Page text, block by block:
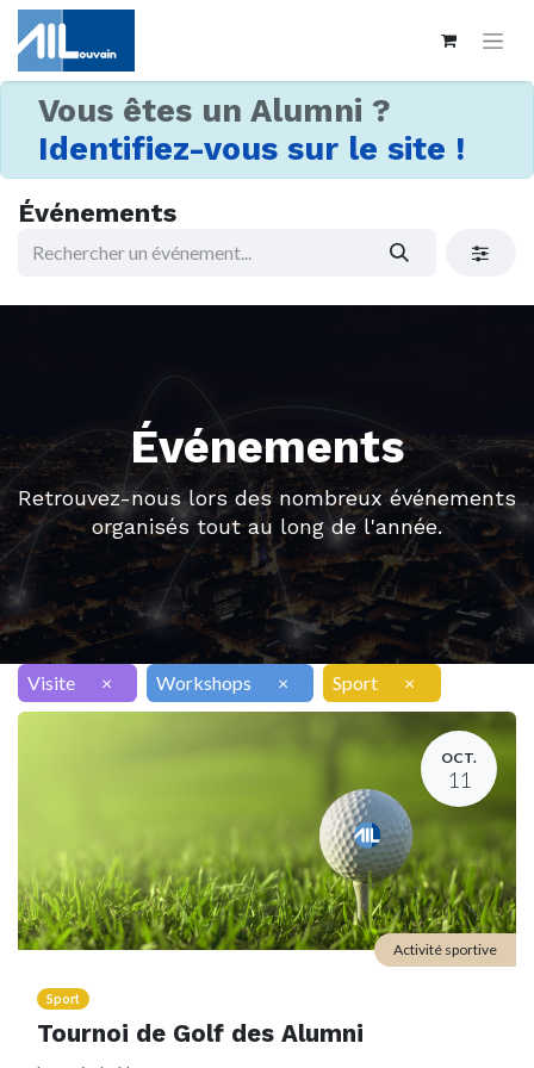
Vous êtes un Alumni ?
Identifiez-vous sur le site !
Événements
Événements
Retrouvez-nous lors des nombreux événements
organisés tout au long de l'année.
Visite × Workshops × Sport ×
OCT.
11
Sport
Tournoi de Golf des Alumni
Activité sportive